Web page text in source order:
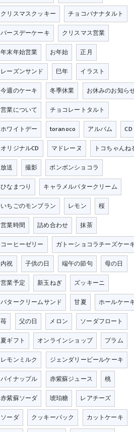
クリスマスクッキー
チョコバナナタルト
バースデーケーキ
クリスマス営業
年末年始営業
お年始
正月
レーズンサンド
巳年
イラスト
今週のケーキ
冬季休業
お休みのお知ら
営業について
チョコレートタルト
ホワイトデー
toranoco アルバム
CD
オリジナルCD
マドレーヌ
トコちゃんね
放送
撮影
ボンボンショコラ
ひなまつり
キャラメルバタークリーム
いちごのモンブラン
レモン
桜
営業時間
詰め合わせ
抹茶
コーヒーゼリー
ガトーショコラチーズケー
内祝
子供の日 端午の節句
母の日
営業予定
新玉ねぎ
ズッキーニ
バタークリームサンド
甘夏
ホールケー
苺
父の日 メロン
ソーダフロート
夏ギフト
オンラインショップ
プラム
レモンミルク
ジェンダリービールケーキ
パイナップル
赤紫蘇ジュース
桃
赤紫蘇ソーダ
琥珀糖
レアチーズ
ソーダ
クッキーパック
カットケーキ